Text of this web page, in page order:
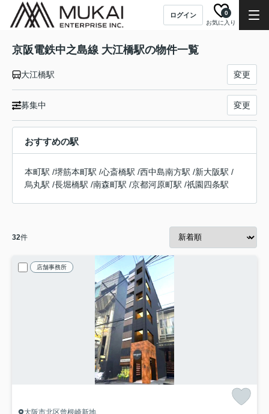
ログイン
お気に入り
0
京阪電鉄中之島線 大江橋駅の物件一覧
大江橋駅 変更
募集中 変更
おすすめの駅
本町駅 /堺筋本町駅 /心斎橋駅 /西中島南方駅 /新大阪駅 /
烏丸駅 /長堀橋駅 /南森町駅 /京都河原町駅 /祇園四条駅
32件
店舗事務所
大阪市北区曾根崎新地